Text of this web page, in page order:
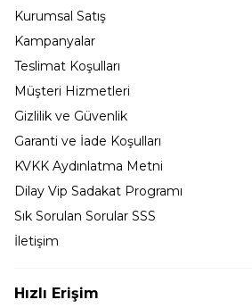
Kurumsal Satış
Kampanyalar
Teslimat Koşulları
Müşteri Hizmetleri
Gizlilik ve Güvenlik
Garanti ve İade Koşulları
KVKK Aydınlatma Metni
Dilay Vip Sadakat Programı
Sık Sorulan Sorular SSS
İletişim
Hızlı Erişim